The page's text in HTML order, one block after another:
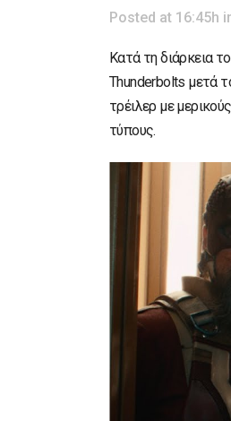
Posted at 16:45h
Κατά τη διάρκεια
Thunderbolts μετά
τρέιλερ με
τύπους.